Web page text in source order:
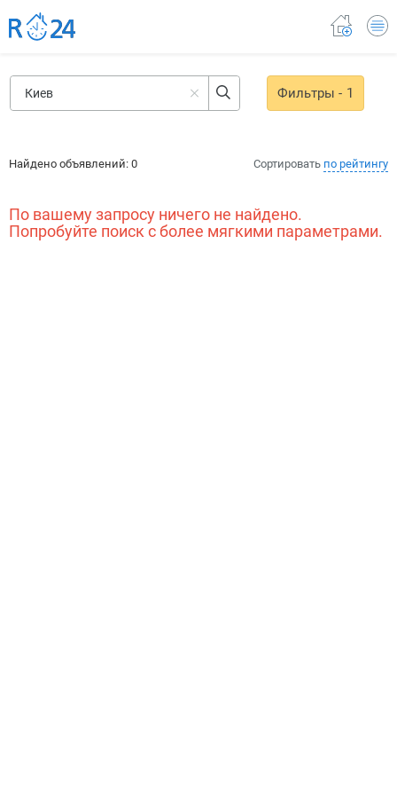
Фильтры- 1
Сортировать по рейтингу
Найдено объявлений: 0
По вашему запросу ничего не найдено.
Попробуйте поиск с более мягкими параметрами.